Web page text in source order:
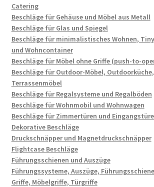
Catering
Beschläge für Gehäuse und Möbel aus Metall
Beschläge für Glas und Spiegel
Beschläge für minimalistisches Wohnen,
und Wohncontainer
Beschläge für Möbel ohne Griffe (push-to-
Beschläge für Outdoor-Möbel,
Terrassenmöbel
Beschläge für Regalsysteme und Regalböden
Beschläge für Wohnmobil und Wohnwagen
Beschläge für Zimmertüren und
Dekorative Beschläge
Druckschnäpper und Magnetdruckschnäpper
Flightcase Beschläge
Führungsschienen und Auszüge
Führungssysteme, Auszüge,
Griffe, Möbelgriffe, Türgriffe